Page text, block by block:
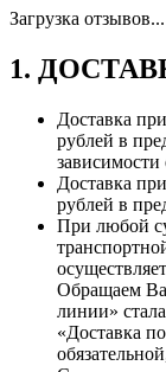
Загрузка отзывов...
1.
Доставка
рублей в
зависимости
Доставка
рублей в
При любой
Обращаем
линии»
«Доставка